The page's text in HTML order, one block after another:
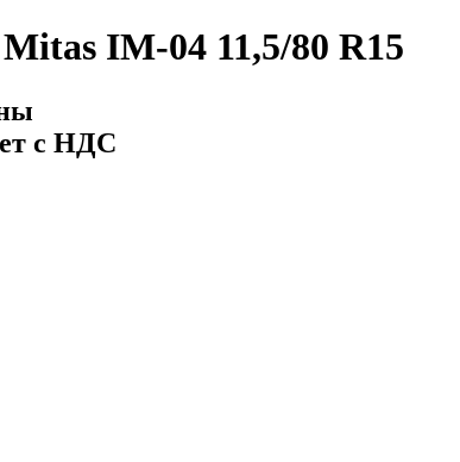
IM-04 11,5/80 R15
с НДС